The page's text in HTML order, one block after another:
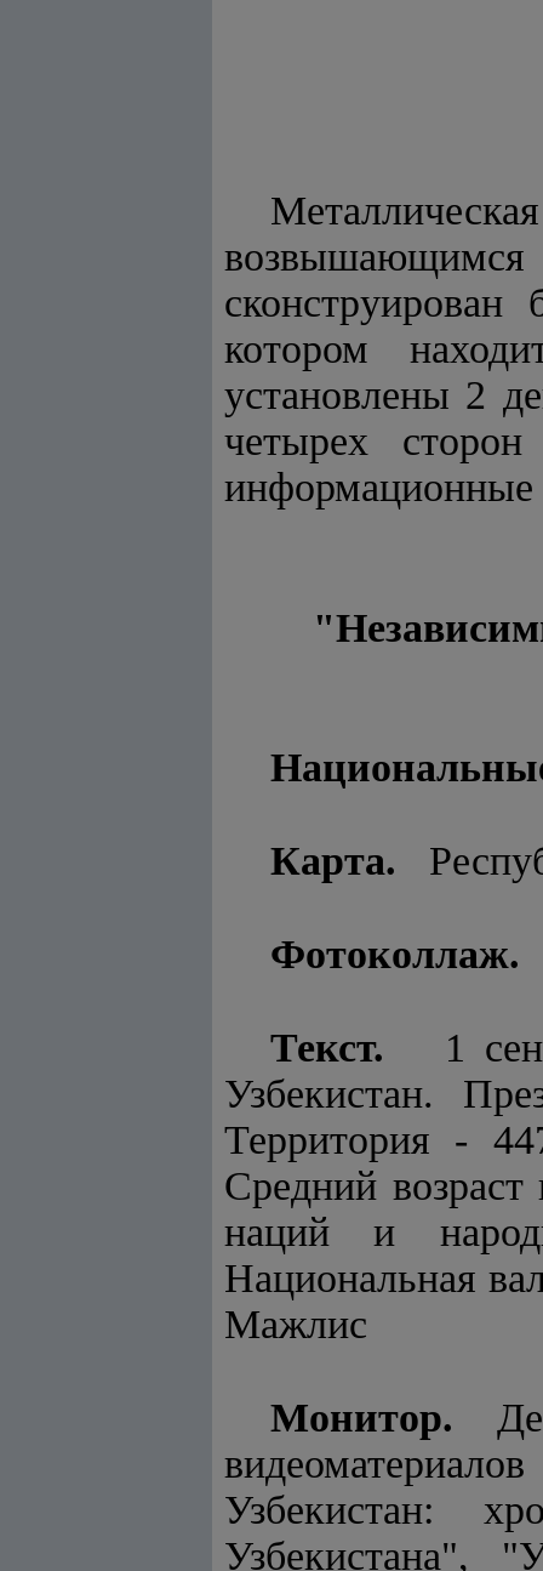
котором
установлены 2
четырех
информационные
Карта.
Фотоколлаж.
Текст. 1
Узбекистан.
Территория -
Средний
наций и
Национальная
Мажлис
Монитор.
Узбекистан:
Узбекистана",